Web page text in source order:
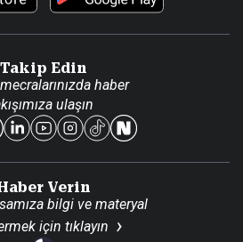
Takip Edin
haber
ulaşın
Verin
bilgi ve materyal
için tıklayın